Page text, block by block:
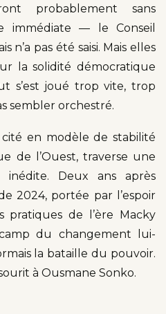
probablement sans
immédiate — le Conseil
n’a pas été saisi. Mais elles
la solidité démocratique
s’est joué trop vite, trop
sembler orchestré.
en modèle de stabilité
de l’Ouest, traverse une
inédite. Deux ans après
2024, portée par l’espoir
pratiques de l’ère Macky
du changement lui-
la bataille du pouvoir.
à Ousmane Sonko.